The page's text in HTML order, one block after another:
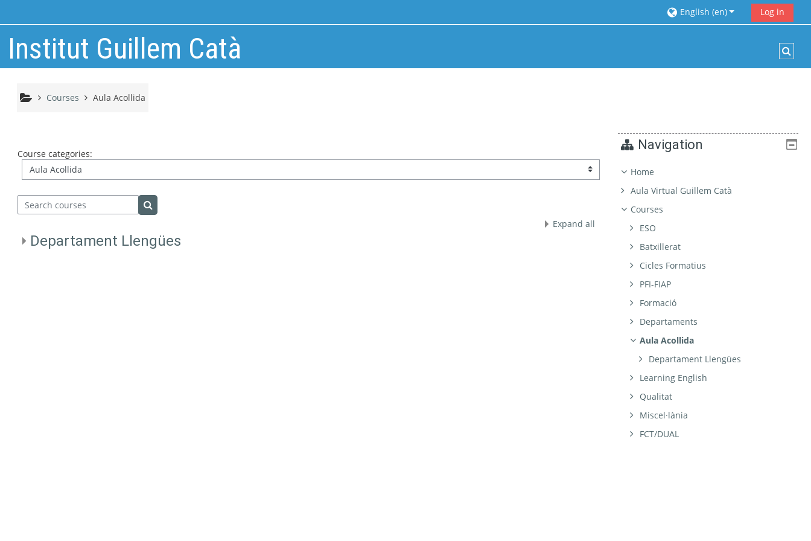
English ‎(en)‎ Log in
Institut Guillem Catà
Courses Aula Acollida
Course categories:
Search courses
Search courses
Expand all
Departament Llengües
Navigation
Home
Aula Virtual Guillem Catà
Courses
ESO
Batxillerat
Cicles Formatius
PFI-FIAP
Formació
Departaments
Aula Acollida
Departament Llengües
Learning English
Qualitat
Miscel·lània
FCT/DUAL